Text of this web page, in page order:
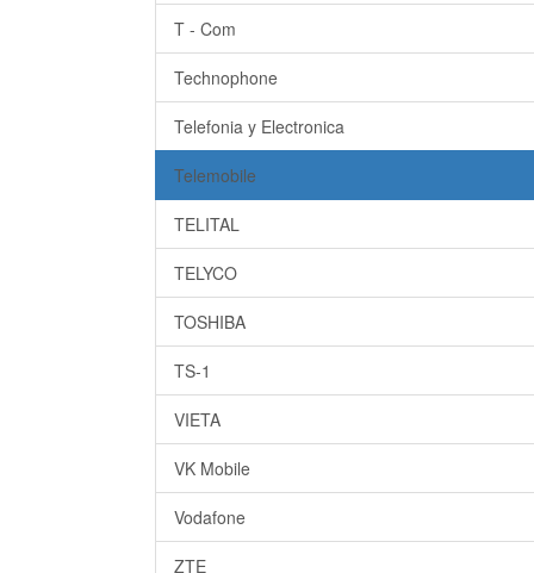
T - Com
Technophone
Telefonia y Electronica
Telemobile
TELITAL
TELYCO
TOSHIBA
TS-1
VIETA
VK Mobile
Vodafone
ZTE